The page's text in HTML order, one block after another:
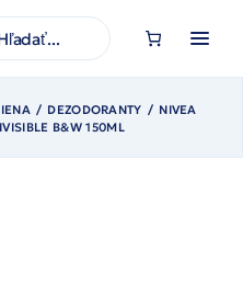
DEZODORANTY
NIVEA
B&W 150ML